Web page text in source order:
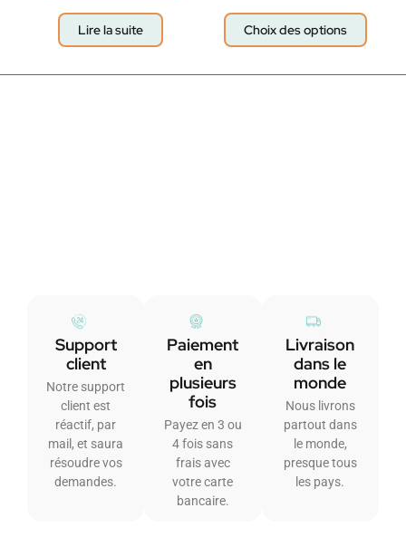
Lire la suite Choix des options
Support
client
Notre support
client est
réactif, par
mail, et saura
résoudre vos
demandes.
Paiement
en
plusieurs
fois
Payez en 3 ou
4 fois sans
frais avec
votre carte
bancaire.
Livraison
dans le
monde
Nous livrons
partout dans
le monde,
presque tous
les pays.